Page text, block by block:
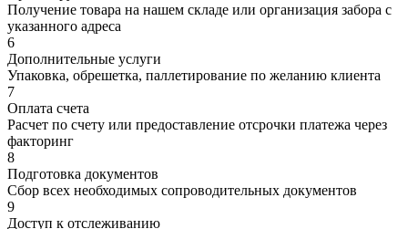
Получение товара на нашем складе или организация забора с
указанного адреса
6
Дополнительные услуги
Упаковка, обрешетка, паллетирование по желанию клиента
7
Оплата счета
Расчет по счету или предоставление отсрочки платежа через
факторинг
8
Подготовка документов
Сбор всех необходимых сопроводительных документов
9
Доступ к отслеживанию